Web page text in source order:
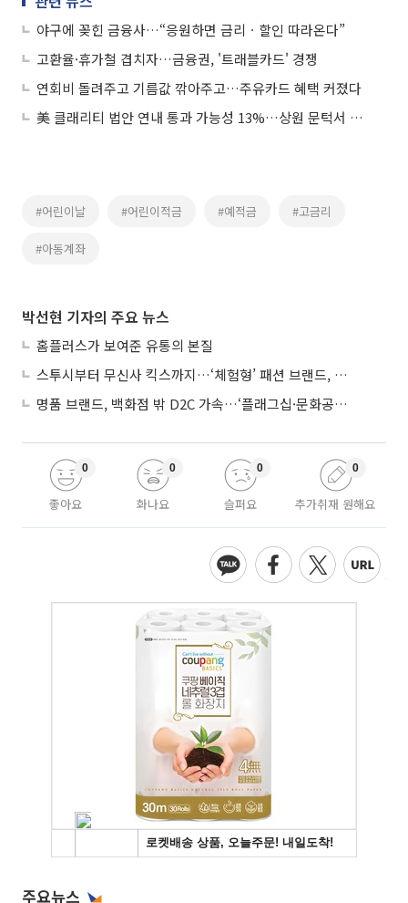
야구에 꽂힌 금융사…“응원하면 금리ㆍ할인 따라온다”
고환율·휴가철 겹치자…금융권, '트래블카드' 경쟁
연회비 돌려주고 기름값 깎아주고…주유카드 혜택 커졌다
美 클래리티 법안 연내 통과 가능성 13%…상원 문턱서 제동
#어린이날 #어린이적금 #예적금 #고금리
#아동계좌
박선현 기자의 주요 뉴스
홈플러스가 보여준 유통의 본질
스투시부터 무신사 킥스까지…‘체험형’ 패션 브랜드, 잇단 제주행
명품 브랜드, 백화점 밖 D2C 가속…‘플래그십·문화공간’ 전략 눈길
좋아요
0
화나요
0
슬퍼요
0
추가취재 원해요
0
주요뉴스